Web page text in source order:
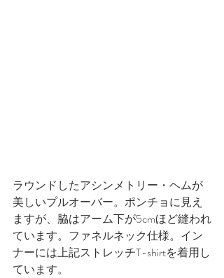
ラウンドしたアシンメトリー・ヘムが
美しいプルオーバー。ポンチョに見え
ますが、脇はアーム下が5cmほど縫われ
ています。ファネルネック仕様。イン
ナーには上記ストレッチT-shirtを着用し
ています。